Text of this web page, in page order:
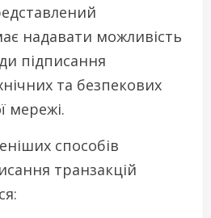
надавати можливість
підписання
та безпекових
мережі.
способів
транзакцій